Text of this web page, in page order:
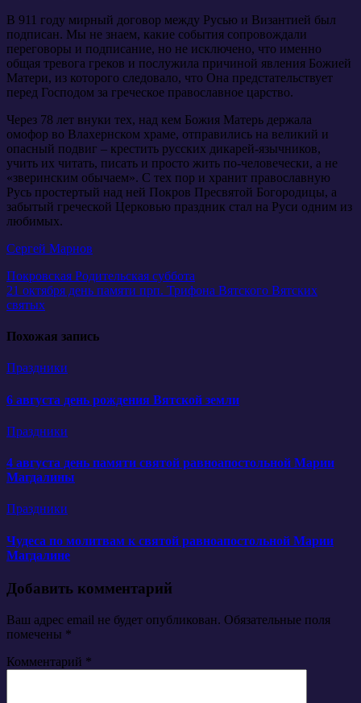
В 911 году мирный договор между Русью и Византией был
подписан. Мы не знаем, какие события сопровождали
переговоры и подписание, но не исключено, что именно
общая тревога греков и послужила причиной явления Божией
Матери, из которого следовало, что Она предстательствует
перед Господом за греческое православное царство.
Через 78 лет внуки тех, над кем Божия Матерь держала
омофор во Влахернском храме, отправились на великий и
опасный подвиг – крестить русских дикарей-язычников,
учить их читать, писать и просто жить по-человечески, а не
«зверинским обычаем». С тех пор и хранит православную
Русь простертый над ней Покров Пресвятой Богородицы, а
забытый греческой Церковью праздник стал на Руси одним из
любимых.
Сергей Марнов
Навигация
по
Покровская Родительская суббота
21 октября день памяти прп. Трифона Вятского Вятских
святых
Похожая запись
Праздники
6 августа день рождения Вятской земли
Праздники
4 августа день памяти святой равноапостольной Марии
Магдалины
Праздники
Чудеса по молитвам к святой равноапостольной Марии
Магдалине
Добавить комментарий
Ваш адрес email не будет опубликован. Обязательные поля
помечены *
Комментарий *